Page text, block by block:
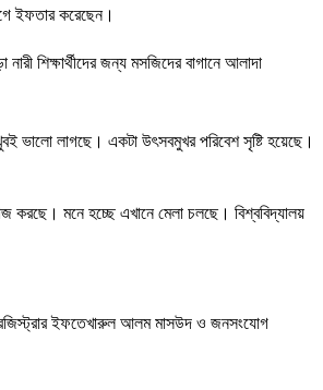
ইফতার করেছেন।
শিক্ষার্থীদের জন্য মসজিদের বাগানে আলাদা
ভালো লাগছে। একটা উৎসবমুখর পরিবেশ সৃষ্টি হয়েছে।
মনে হচ্ছে এখানে মেলা চলছে। বিশ্ববিদ্যালয়
রেজিস্ট্রার ইফতেখারুল আলম মাসউদ ও জনসংযোগ